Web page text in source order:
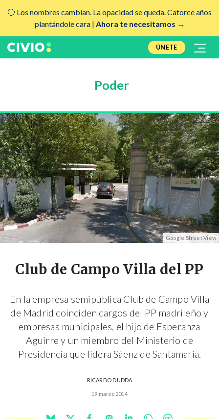
🔴 Los nombres cambian. La opacidad se queda. Catorce años
plantándole cara | Ahora te necesitamos →
ÚNETE
Poder
Google Street View
Club de Campo Villa del PP
En la empresa semipública Club de Campo Villa
de Madrid coinciden cargos del PP madrileño y
empresas municipales, el hijo de Esperanza
Aguirre y un miembro del Ministerio de
Presidencia que lidera Sáenz de Santamaría.
RICARDO DUDDA
19 marzo 2014